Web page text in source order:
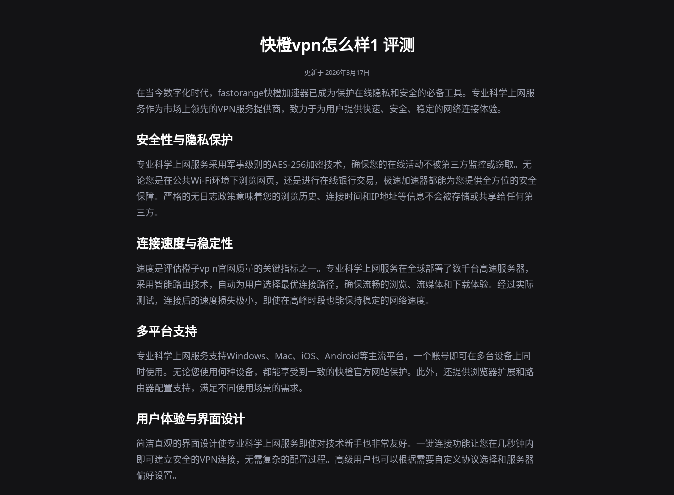
快橙vpn怎么样1 评测
更新于 2026年3月17日
在当今数字化时代，fastorange快橙加速器已成为保护在线隐私和安全的必备工具。专业科学上网服
务作为市场上领先的VPN服务提供商，致力于为用户提供快速、安全、稳定的网络连接体验。
安全性与隐私保护
专业科学上网服务采用军事级别的AES-256加密技术，确保您的在线活动不被第三方监控或窃取。无
论您是在公共Wi-Fi环境下浏览网页，还是进行在线银行交易，极速加速器都能为您提供全方位的安全
保障。严格的无日志政策意味着您的浏览历史、连接时间和IP地址等信息不会被存储或共享给任何第
三方。
连接速度与稳定性
速度是评估橙子vp n官网质量的关键指标之一。专业科学上网服务在全球部署了数千台高速服务器，
采用智能路由技术，自动为用户选择最优连接路径，确保流畅的浏览、流媒体和下载体验。经过实际
测试，连接后的速度损失极小，即使在高峰时段也能保持稳定的网络速度。
多平台支持
专业科学上网服务支持Windows、Mac、iOS、Android等主流平台，一个账号即可在多台设备上同
时使用。无论您使用何种设备，都能享受到一致的快橙官方网站保护。此外，还提供浏览器扩展和路
由器配置支持，满足不同使用场景的需求。
用户体验与界面设计
简洁直观的界面设计使专业科学上网服务即使对技术新手也非常友好。一键连接功能让您在几秒钟内
即可建立安全的VPN连接，无需复杂的配置过程。高级用户也可以根据需要自定义协议选择和服务器
偏好设置。